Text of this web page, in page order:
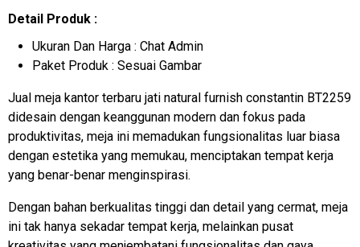
Detail Produk :
Ukuran Dan Harga : Chat Admin
Paket Produk : Sesuai Gambar
Jual meja kantor terbaru jati natural furnish constantin BT2259
didesain dengan keanggunan modern dan fokus pada
produktivitas, meja ini memadukan fungsionalitas luar biasa
dengan estetika yang memukau, menciptakan tempat kerja
yang benar-benar menginspirasi.
Dengan bahan berkualitas tinggi dan detail yang cermat, meja
ini tak hanya sekadar tempat kerja, melainkan pusat